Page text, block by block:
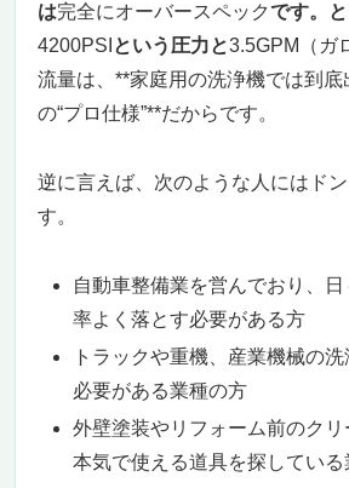
は完全にオーバースペックです。
4200PSI という圧力と3.5GPM（ガ
流量は、**家庭用の洗浄機では到
の“プロ仕様”**だからです。
逆に言えば、次のような人にはド
す。
自動車整備業を営んでおり、
率よく落とす必要がある方
トラックや重機、産業機械の
必要がある業種の方
外壁塗装やリフォーム前のクリ
本気で使える道具を探してい